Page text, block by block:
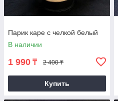
Парик каре с челкой белый
В наличии
1 990 ₸ 2 400 ₸
Купить